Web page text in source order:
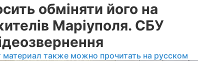
обміняти його на
Маріуполя. СБУ
материал также можно прочитать на русском